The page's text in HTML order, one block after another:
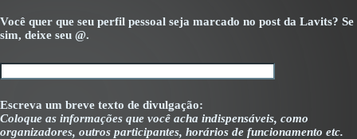
Você quer que seu perfil pessoal seja marcado no post da Lavits? Se
sim, deixe seu @.
Escreva um breve texto de divulgação:
Coloque as informações que você acha indispensáveis, como
organizadores, outros participantes, horários de funcionamento etc.